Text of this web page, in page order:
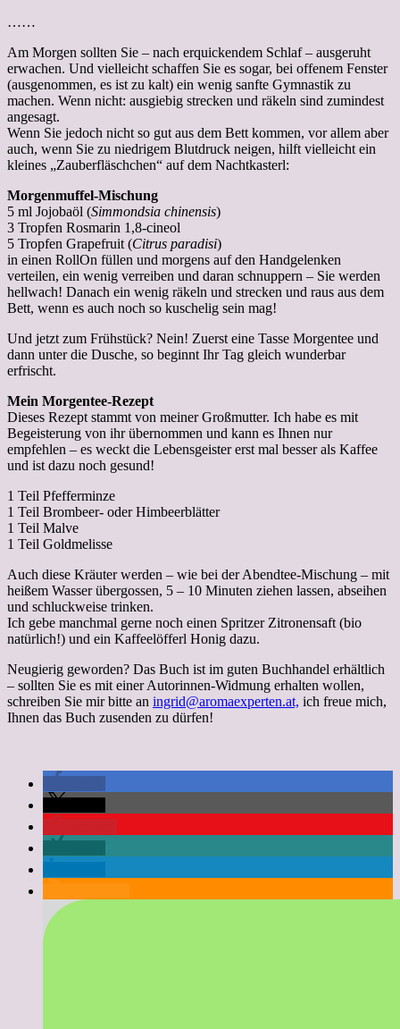
……
Am Morgen sollten Sie – nach erquickendem Schlaf – ausgeruht
erwachen. Und vielleicht schaffen Sie es sogar, bei offenem Fenster
(ausgenommen, es ist zu kalt) ein wenig sanfte Gymnastik zu
machen. Wenn nicht: ausgiebig strecken und räkeln sind zumindest
angesagt.
Wenn Sie jedoch nicht so gut aus dem Bett kommen, vor allem aber
auch, wenn Sie zu niedrigem Blutdruck neigen, hilft vielleicht ein
kleines „Zauberfläschchen“ auf dem Nachtkasterl:
Morgenmuffel-Mischung
5 ml Jojobaöl (Simmondsia chinensis)
3 Tropfen Rosmarin 1,8-cineol
5 Tropfen Grapefruit (Citrus paradisi)
in einen RollOn füllen und morgens auf den Handgelenken
verteilen, ein wenig verreiben und daran schnuppern – Sie werden
hellwach! Danach ein wenig räkeln und strecken und raus aus dem
Bett, wenn es auch noch so kuschelig sein mag!
Und jetzt zum Frühstück? Nein! Zuerst eine Tasse Morgentee und
dann unter die Dusche, so beginnt Ihr Tag gleich wunderbar
erfrischt.
Mein Morgentee-Rezept
Dieses Rezept stammt von meiner Großmutter. Ich habe es mit
Begeisterung von ihr übernommen und kann es Ihnen nur
empfehlen – es weckt die Lebensgeister erst mal besser als Kaffee
und ist dazu noch gesund!
1 Teil Pfefferminze
1 Teil Brombeer- oder Himbeerblätter
1 Teil Malve
1 Teil Goldmelisse
Auch diese Kräuter werden – wie bei der Abendtee-Mischung – mit
heißem Wasser übergossen, 5 – 10 Minuten ziehen lassen, abseihen
und schluckweise trinken.
Ich gebe manchmal gerne noch einen Spritzer Zitronensaft (bio
natürlich!) und ein Kaffeelöfferl Honig dazu.
Neugierig geworden? Das Buch ist im guten Buchhandel erhältlich
– sollten Sie es mit einer Autorinnen-Widmung erhalten wollen,
schreiben Sie mir bitte an ingrid@aromaexperten.at, ich freue mich,
Ihnen das Buch zusenden zu dürfen!